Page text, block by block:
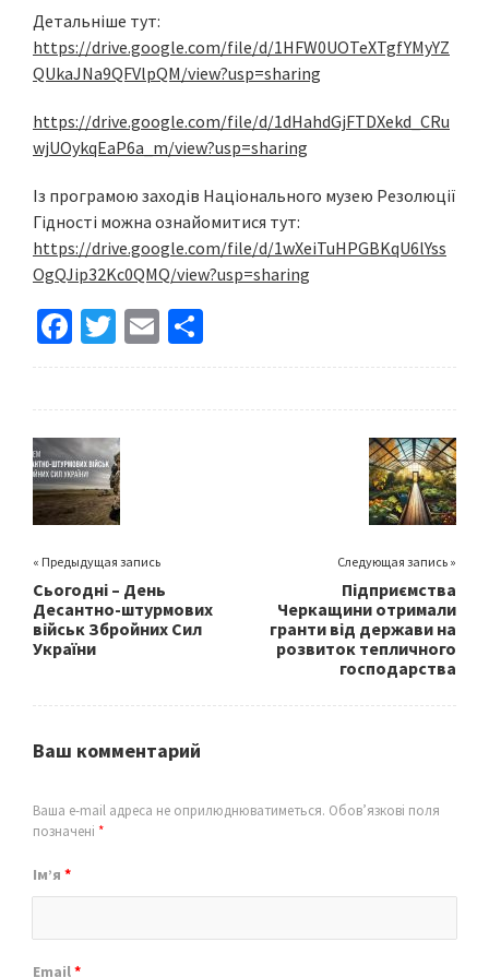
Детальніше тут:
https://drive.google.com/file/d/1HFW0UOTeXTgfYMyYZ
QUkaJNa9QFVlpQM/view?usp=sharing
https://drive.google.com/file/d/1dHahdGjFTDXekd_CRu
wjUOykqEaP6a_m/view?usp=sharing
Із програмою заходів Національного музею Резолюції
Гідності можна ознайомитися тут:
https://drive.google.com/file/d/1wXeiTuHPGBKqU6lYss
OgQJip32Kc0QMQ/view?usp=sharing
Fa
ce
o
o
k
T
wi
er
E
m h
« Предыдущая запись
Сьогодні – День
Десантно-штурмових
військ Збройних Сил
України
Следующая запись »
Підприємства
Черкащини отримали
гранти від держави на
розвиток тепличного
господарства
Ваш комментарий
Ваша e-mail адреса не оприлюднюватиметься. Обов’язкові поля
позначені *
Ім’я *
Email*